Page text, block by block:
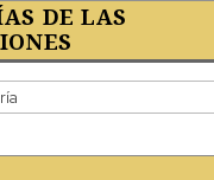
DE LAS